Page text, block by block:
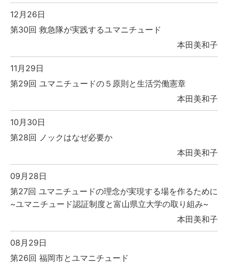
12月26日
第30回 救急隊が実践するユマニチュード
本田美和子
11月29日
第29回 ユマニチュードの５原則と生活労働憲章
本田美和子
10月30日
第28回 ノックはなぜ必要か
本田美和子
09月28日
第27回 ユマニチュードの理念が実現する場を作るために
~ユマニチュード認証制度と富山県立大学の取り組み~
本田美和子
08月29日
第26回 福岡市とユマニチュード